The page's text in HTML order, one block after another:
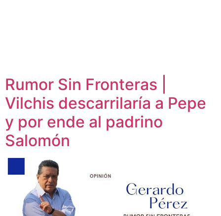
Rumor Sin Fronteras |
Vilchis descarrilaría a Pepe
y por ende al padrino
Salomón